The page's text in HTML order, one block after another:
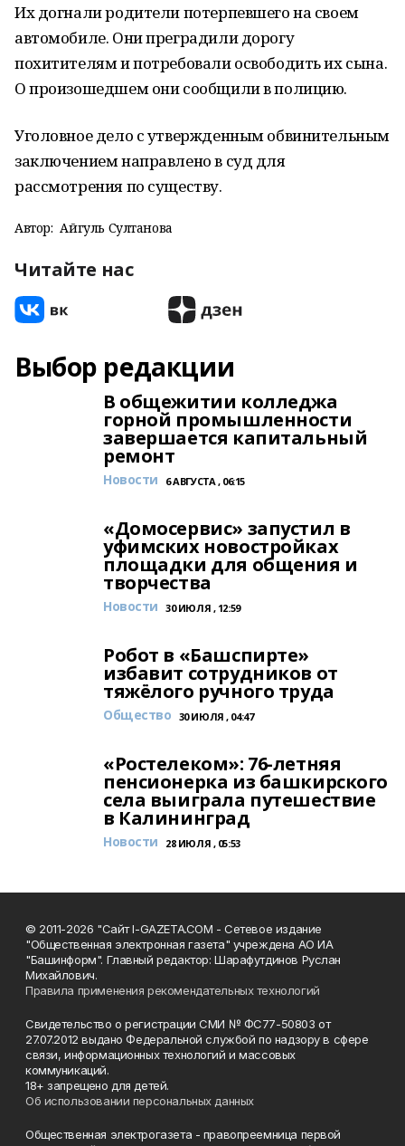
Их догнали родители потерпевшего на своем
автомобиле. Они преградили дорогу
похитителям и потребовали освободить их сына.
О произошедшем они сообщили в полицию.
Уголовное дело с утвержденным обвинительным
заключением направлено в суд для
рассмотрения по существу.
Автор: Айгуль Султанова
Читайте нас
Выбор редакции
В общежитии колледжа
горной промышленности
завершается капитальный
ремонт
Новости 6 АВГУСТА , 06:15
«Домосервис» запустил в
уфимских новостройках
площадки для общения и
творчества
Новости 30 ИЮЛЯ , 12:59
Робот в «Башспирте»
избавит сотрудников от
тяжёлого ручного труда
Общество 30 ИЮЛЯ , 04:47
«Ростелеком»: 76-летняя
пенсионерка из башкирского
села выиграла путешествие
в Калининград
Новости 28 ИЮЛЯ , 05:53
© 2011-2026 "Сайт I-GAZETA.COM - Сетевое издание
"Общественная электронная газета" учреждена АО ИА
"Башинформ". Главный редактор: Шарафутдинов Руслан
Михайлович.
Правила применения рекомендательных технологий
Свидетельство о регистрации СМИ № ФС77-50803 от
27.07.2012 выдано Федеральной службой по надзору в сфере
связи, информационных технологий и массовых
коммуникаций.
18+ запрещено для детей.
Об использовании персональных данных
Общественная электрогазета - правопреемница первой